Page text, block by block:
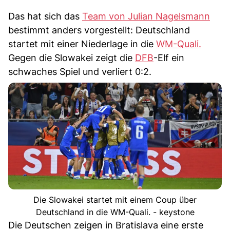
Das hat sich das Team von Julian Nagelsmann
bestimmt anders vorgestellt: Deutschland
startet mit einer Niederlage in die WM-Quali.
Gegen die Slowakei zeigt die DFB-Elf ein
schwaches Spiel und verliert 0:2.
Die Slowakei startet mit einem Coup über
Deutschland in die WM-Quali. - keystone
Die Deutschen zeigen in Bratislava eine erste